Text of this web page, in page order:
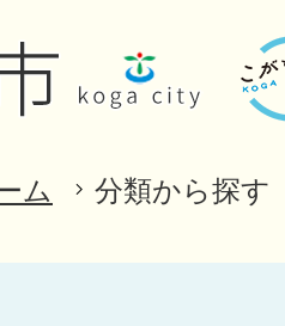
ム 分類から探す